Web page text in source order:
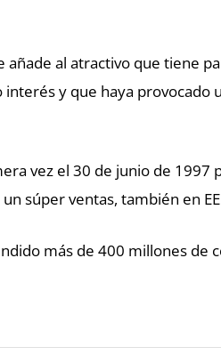
añade al atractivo que tiene
y que haya provocado
vez el 30 de junio de 1997
súper ventas, también en
más de 400 millones de